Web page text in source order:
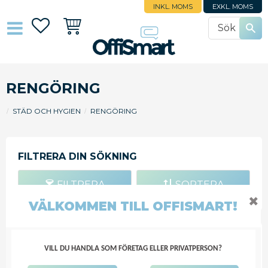
INKL. MOMS EXKL. MOMS
FavoriterKundvagn
RENGÖRING
STÄD OCH HYGIEN RENGÖRING
FILTRERA SORTERA
ALLRENGÖRING ACTIVA BAD
VÄLKOMMEN TILL OFFISMART!
VILL DU HANDLA SOM FÖRETAG ELLER PRIVATPERSON?
✖